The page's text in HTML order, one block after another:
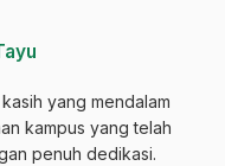
yang mendalam
kampus yang telah
penuh dedikasi.